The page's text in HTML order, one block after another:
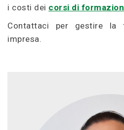
i costi dei corsi di
Contattaci per gestire la
impresa.